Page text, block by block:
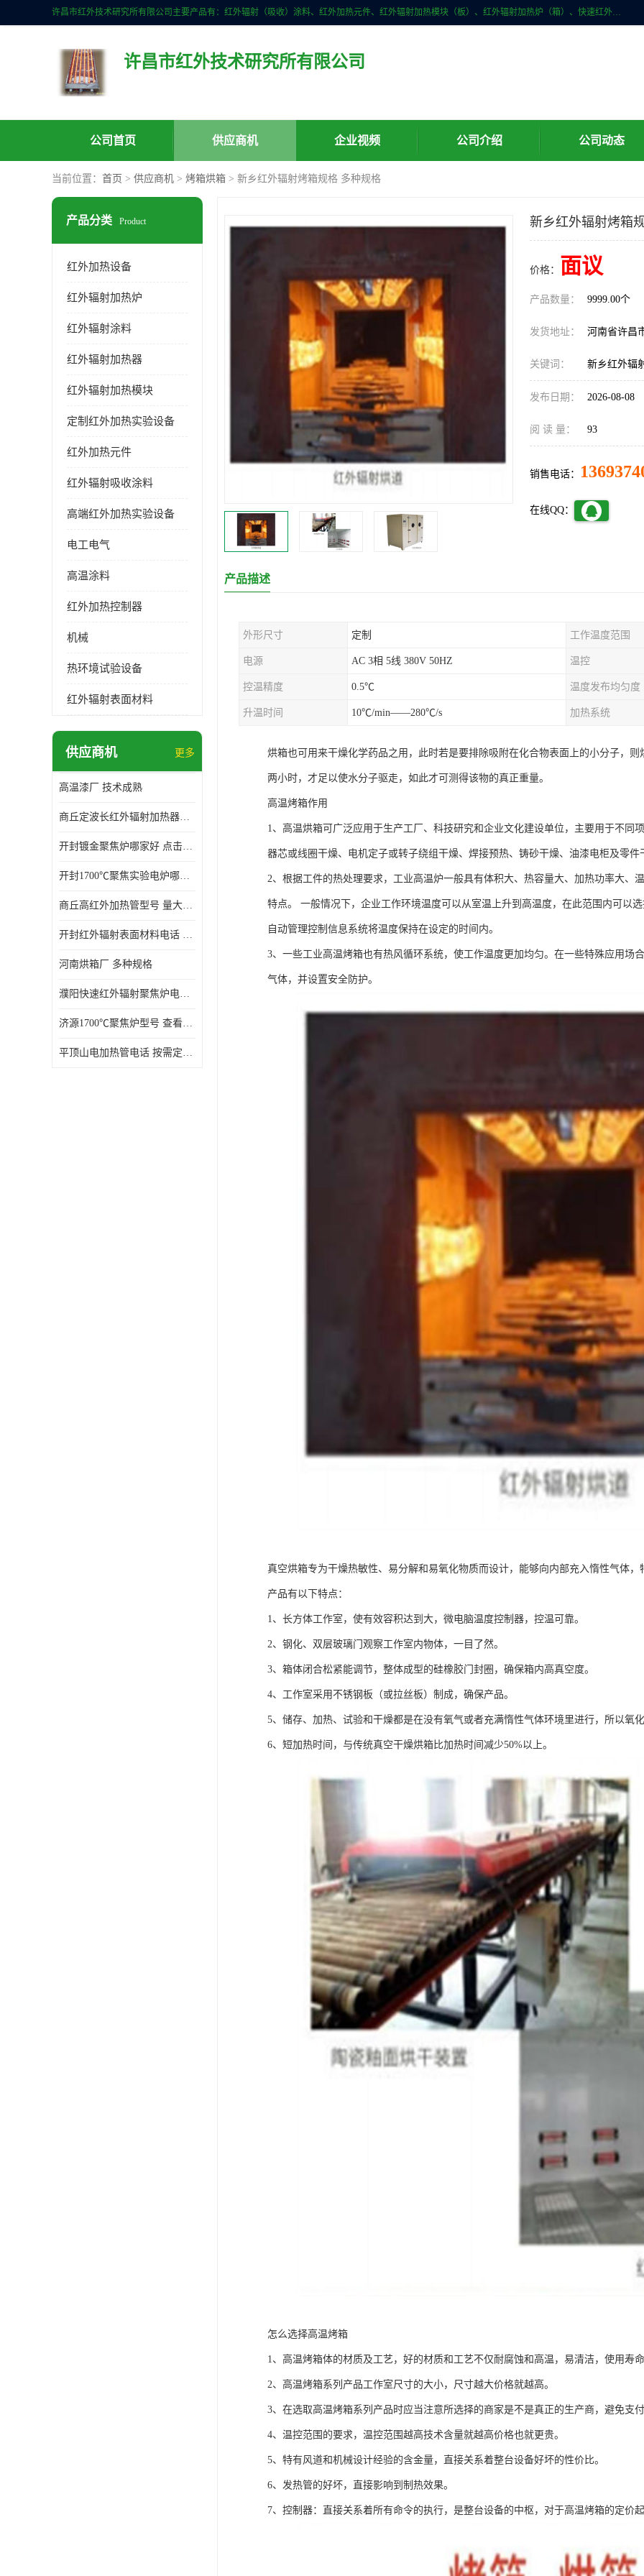
许昌市红外技术研究所有限公司主要产品有：红外辐射（吸收）涂料、红外加热元件、红外辐射加热模块（板）、红外辐射加热炉（箱）、快速红外辐射加热器、系列高端红外加热实验设备、系列红外加热控制器等。
许昌市红外技术研究所有限公司
公司首页 供应商机 企业视频 公司介绍 公司动态
当前位置： 首页 > 供应商机 > 烤箱烘箱 > 新乡红外辐射烤箱规格 多种规格
产品分类 Product
红外加热设备
红外辐射加热炉
红外辐射涂料
红外辐射加热器
红外辐射加热模块
定制红外加热实验设备
红外加热元件
红外辐射吸收涂料
高端红外加热实验设备
电工电气
高温涂料
红外加热控制器
机械
热环境试验设备
红外辐射表面材料
供应商机 更多
高温漆厂 技术成熟
商丘定波长红外辐射加热器厂家 安装简单
开封镀金聚焦炉哪家好 点击了解 标志明显
开封1700℃聚焦实验电炉哪家好 维护 实用性强
商丘高红外加热管型号 量大价优
开封红外辐射表面材料电话 操作方便 操作灵活
河南烘箱厂 多种规格
濮阳快速红外辐射聚焦炉电话 性能稳定
济源1700℃聚焦炉型号 查看详情
平顶山电加热管电话 按需定制 大量现货
新乡红外辐射烤箱
价格： 面议
产品数量： 9999.00个
发货地址： 河南省许昌
关键词： 新乡红外辐
发布日期： 2026-08-08
阅 读 量： 93
销售电话：
在线QQ：
产品描述
外形尺寸 定制 工作温度范围
电源 AC 3相 5线 380V 50HZ 温控
控温精度 0.5℃ 温度发布均匀度
升温时间 10℃/min——280℃/s 加热系统
烘箱也可用来干燥化学药品之用，此时若是要排除吸附在化合物表面上的小分子，
两小时，才足以使水分子驱走，如此才可测得该物的真正重量。
高温烤箱作用
1、高温烘箱可广泛应用于生产工厂、科技研究和企业文化建设单位，主要用于不同
器芯或线圈干燥、电机定子或转子绕组干燥、焊接预热、铸砂干燥、油漆电柜及零件
2、根据工件的热处理要求，工业高温炉一般具有体积大、热容量大、加热功率大、
特点。 一般情况下，企业工作环境温度可以从室温上升到高温度，在此范围内可以
自动管理控制信息系统将温度保持在设定的时间内。
3、一些工业高温烤箱也有热风循环系统，使工作温度更加均匀。在一些特殊应用场
气体，并设置安全防护。
真空烘箱专为干燥热敏性、易分解和易氧化物质而设计，能够向内部充入惰性气体
产品有以下特点：
1、长方体工作室，使有效容积达到大，微电脑温度控制器，控温可靠。
2、钢化、双层玻璃门观察工作室内物体，一目了然。
3、箱体闭合松紧能调节，整体成型的硅橡胶门封圈，确保箱内高真空度。
4、工作室采用不锈钢板（或拉丝板）制成，确保产品。
5、储存、加热、试验和干燥都是在没有氧气或者充满惰性气体环境里进行，所以氧
6、短加热时间，与传统真空干燥烘箱比加热时间减少50%以上。
怎么选择高温烤箱
1、高温烤箱体的材质及工艺，好的材质和工艺不仅耐腐蚀和高温，易清洁，使用寿
2、高温烤箱系列产品工作室尺寸的大小，尺寸越大价格就越高。
3、在选取高温烤箱系列产品时应当注意所选择的商家是不是真正的生产商，避免支
4、温控范围的要求，温控范围越高技术含量就越高价格也就更贵。
5、特有风道和机械设计经验的含金量，直接关系着整台设备好坏的性价比。
6、发热管的好坏，直接影响到制热效果。
7、控制器：直接关系着所有命令的执行，是整台设备的中枢，对于高温烤箱的定价